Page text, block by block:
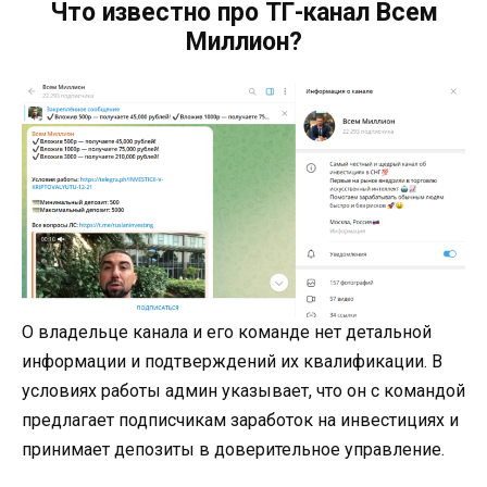
Что известно про ТГ-канал Всем
Миллион?
О владельце канала и его команде нет детальной
информации и подтверждений их квалификации. В
условиях работы админ указывает, что он с командой
предлагает подписчикам заработок на инвестициях и
принимает депозиты в доверительное управление.